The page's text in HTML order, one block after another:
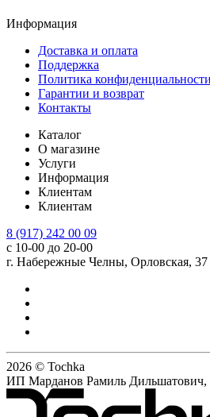
Информация
Доставка и оплата
Поддержка
Политика конфиденциальности
Гарантии и возврат
Контакты
Каталог
О магазине
Услуги
Информация
Клиентам
Клиентам
8 (917) 242 00 09
с 10-00 до 20-00
г. Набережные Челны, Орловская, 37
2026 © Tochka
ИП Марданов Рамиль